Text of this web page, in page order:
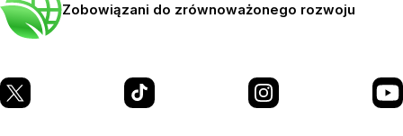
Zobowiązani do zrównoważonego rozwoju